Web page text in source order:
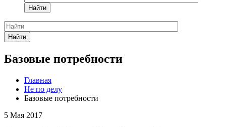
Найти
Найти
Базовые потребности
Главная
Не по делу
Базовые потребности
5 Мая 2017